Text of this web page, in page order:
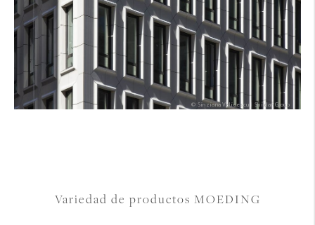
Color:
Forma:
Foto:
© Sinziana Velicescu I Shildan Group
Variedad de productos MOEDING